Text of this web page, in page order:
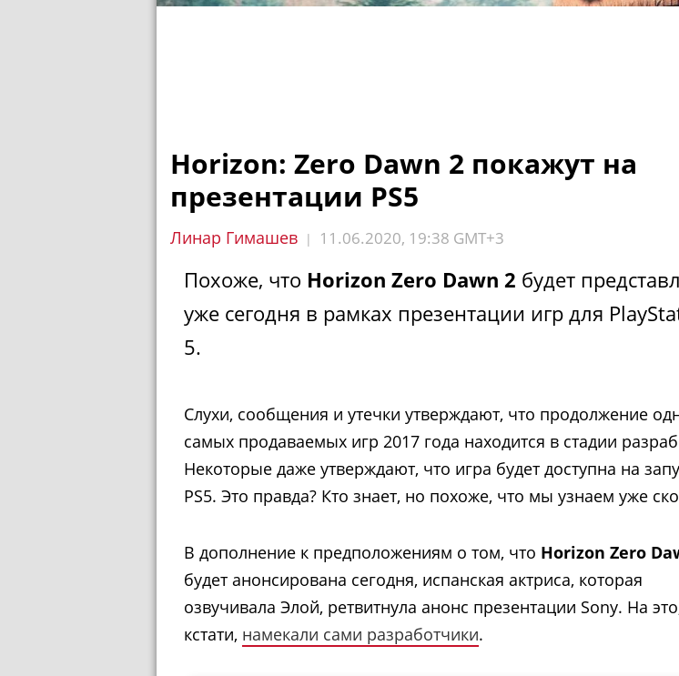
Horizon: Zero Dawn 2 покажут на
презентации PS5
Линар Гимашев | 11.06.2020, 19:38 GMT+3
Похоже, что Horizon Zero Dawn 2 будет
уже сегодня в рамках презентации игр для
5.
Слухи, сообщения и утечки утверждают, что продолжение
самых продаваемых игр 2017 года находится в стадии
Некоторые даже утверждают, что игра будет доступна на
PS5. Это правда? Кто знает, но похоже, что мы узнаем уже
В дополнение к предположениям о том, что Horizon Zero
будет анонсирована сегодня, испанская актриса, которая
озвучивала Элой, ретвитнула анонс презентации Sony. На
кстати, намекали сами разработчики.